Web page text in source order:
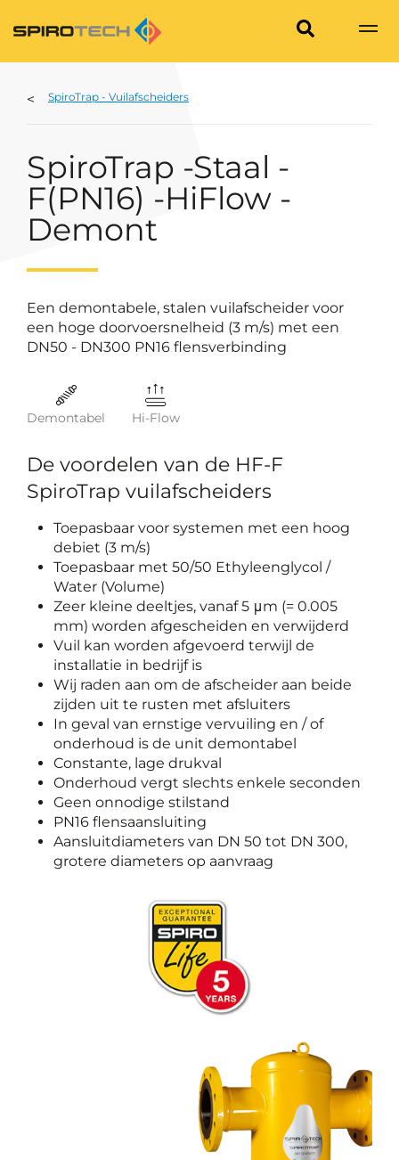
SpiroTrap - Vuilafscheiders
SpiroTrap -Staal -
F(PN16) -HiFlow -
Demont
Een demontabele, stalen vuilafscheider voor
een hoge doorvoersnelheid (3 m/s) met een
DN50 - DN300 PN16 flensverbinding
Demontabel Hi-Flow
De voordelen van de HF-F
SpiroTrap vuilafscheiders
Toepasbaar voor systemen met een hoog
debiet (3 m/s)
Toepasbaar met 50/50 Ethyleenglycol /
Water (Volume)
Zeer kleine deeltjes, vanaf 5 μm (= 0.005
mm) worden afgescheiden en verwijderd
Vuil kan worden afgevoerd terwijl de
installatie in bedrijf is
Wij raden aan om de afscheider aan beide
zijden uit te rusten met afsluiters
In geval van ernstige vervuiling en / of
onderhoud is de unit demontabel
Constante, lage drukval
Onderhoud vergt slechts enkele seconden
Geen onnodige stilstand
PN16 flensaansluiting
Aansluitdiameters van DN 50 tot DN 300,
grotere diameters op aanvraag